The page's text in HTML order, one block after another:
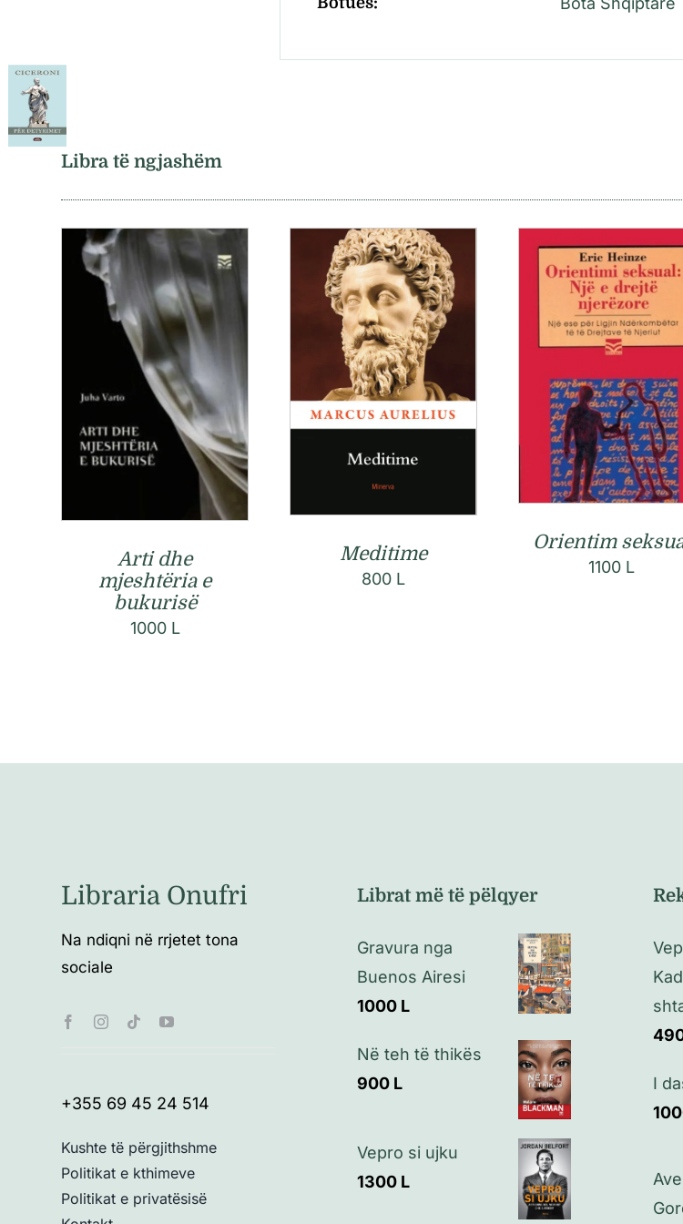
Libra të ngjashëm
Arti dhe
mjeshtëria e
bukurisë
1000 L
Meditime
800 L
Orientim
1100 L
Libraria Onufri
Na ndiqni në rrjetet tona
sociale
+355 69 45 24 514
Kushte të përgjithshme
Politikat e kthimeve
Politikat e privatësisë
Librat më të pëlqyer
Gravura nga
Buenos Airesi
1000 L
Në teh të thikës
900 L
Vepro si ujku
1300 L
I